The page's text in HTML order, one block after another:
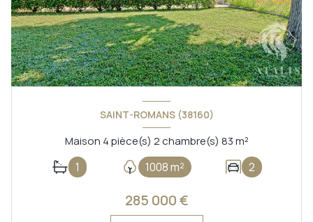
SAINT-ROMANS (38160)
Maison 4 pièce(s) 2 chambre(s) 83 m²
1 1008 m² 2
285 000 €